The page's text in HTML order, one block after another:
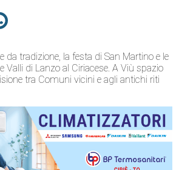
da tradizione, la festa di San Martino e le
Valli di Lanzo al Ciriacese. A Viù spazio
tra Comuni vicini e agli antichi riti